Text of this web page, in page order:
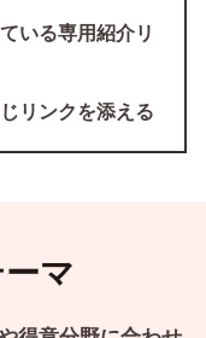
いる専用紹介リ
リンクを添える
マ